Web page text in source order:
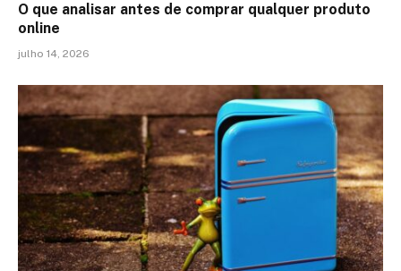
O que analisar antes de comprar qualquer produto
online
julho 14, 2026